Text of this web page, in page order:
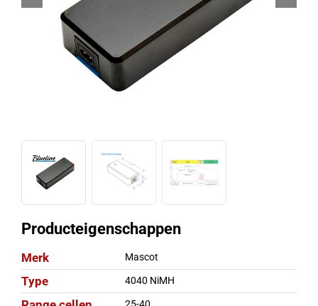
Producteigenschappen
Merk Mascot
Type 4040 NiMH